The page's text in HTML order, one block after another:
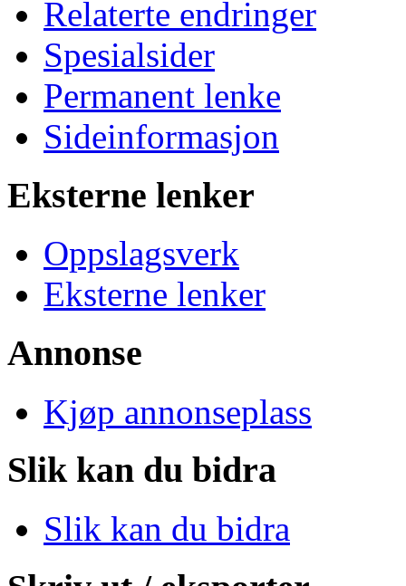
Relaterte endringer
Spesialsider
Permanent lenke
Sideinformasjon
Eksterne lenker
Oppslagsverk
Eksterne lenker
Annonse
Kjøp annonseplass
Slik kan du bidra
Slik kan du bidra